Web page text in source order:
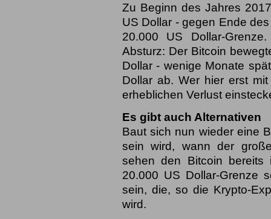
Zu Beginn des Jahres
US Dollar - gegen Ende
20.000 US Dollar-
Absturz: Der Bitcoin
Dollar - wenige Monate
Dollar ab. Wer hier erst
erheblichen Verlust
Es gibt auch Alternativen
Baut sich nun wieder eine
sein wird, wann der
sehen den Bitcoin
20.000 US Dollar-Grenze
sein, die, so die Krypto-
wird.